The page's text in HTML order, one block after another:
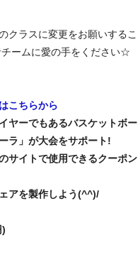
クラスに変更をお願いするこ
ームに愛の手をください☆
こちらから
ヤーでもあるバスケットボー
ラ」が大会をサポート!
サイトで使用できるクーポン
アを製作しよう(^^)/